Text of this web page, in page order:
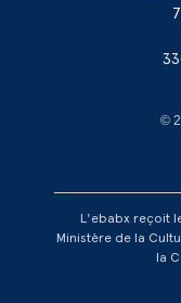
©
L'ebabx reçoit
Ministère de la
la